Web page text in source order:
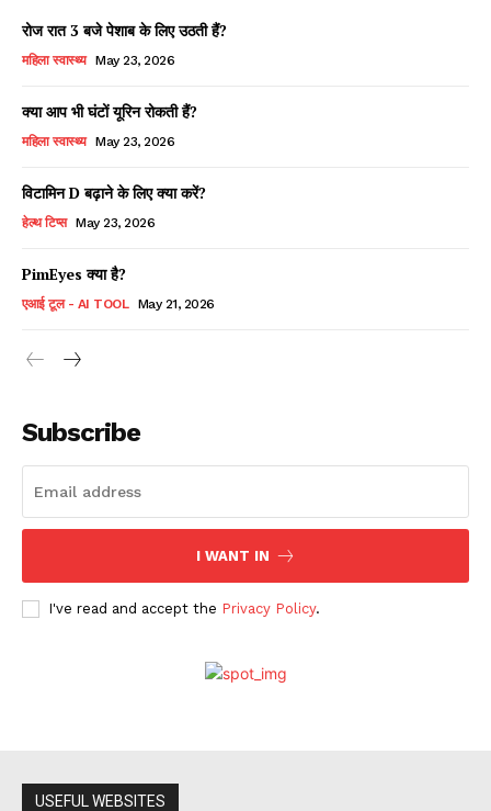
रोज रात 3 बजे पेशाब के लिए उठती हैं?
महिला स्वास्थ्य May 23, 2026
क्या आप भी घंटों यूरिन रोकती हैं?
महिला स्वास्थ्य May 23, 2026
विटामिन D बढ़ाने के लिए क्या करें?
हेल्थ टिप्स May 23, 2026
PimEyes क्या है?
एआई टूल - AI TOOL May 21, 2026
Subscribe
I WANT IN
I've read and accept the Privacy Policy.
USEFUL WEBSITES